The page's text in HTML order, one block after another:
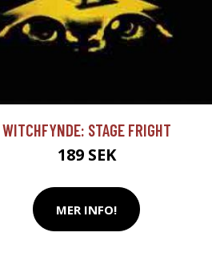
WITCHFYNDE: STAGE FRIGHT
189 SEK
MER INFO!